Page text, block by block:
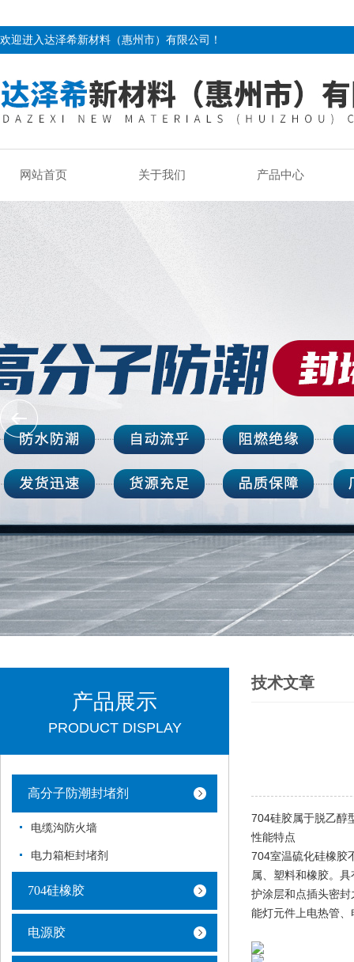
欢迎进入达泽希新材料（惠州市）有限公司！
网站首页 关于我们 产品中心
产品展示
PRODUCT DISPLAY
高分子防潮封堵剂
电缆沟防火墙
电力箱柜封堵剂
704硅橡胶
电源胶
技术文章
704硅胶属于脱乙醇
性能特点
704室温硫化硅橡胶
属、塑料和橡胶。
护涂层和点插头密
能灯元件上电热管